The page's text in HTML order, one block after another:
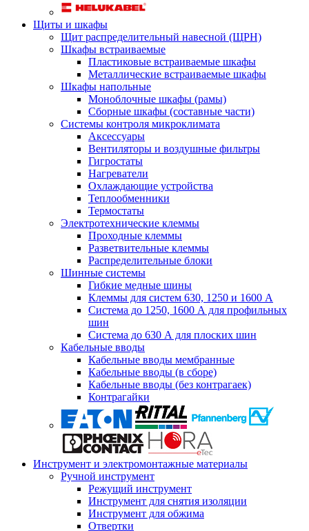
Щиты и шкафы
Щит распределительный навесной (ЩРН)
Шкафы встраиваемые
Пластиковые встраиваемые шкафы
Металлические встраиваемые шкафы
Шкафы напольные
Моноблочные шкафы (рамы)
Сборные шкафы (составные части)
Системы контроля микроклимата
Аксессуары
Вентиляторы и воздушные фильтры
Гигростаты
Нагреватели
Охлаждающие устройства
Теплообменники
Термостаты
Электротехнические клеммы
Проходные клеммы
Разветвительные клеммы
Распределительные блоки
Шинные системы
Гибкие медные шины
Клеммы для систем 630, 1250 и 1600 А
Система до 1250, 1600 А для профильных
шин
Система до 630 А для плоских шин
Кабельные вводы
Кабельные вводы мембранные
Кабельные вводы (в сборе)
Кабельные вводы (без контрагаек)
Контрагайки
Инструмент и электромонтажные материалы
Ручной инструмент
Режущий инструмент
Инструмент для снятия изоляции
Инструмент для обжима
Отвертки